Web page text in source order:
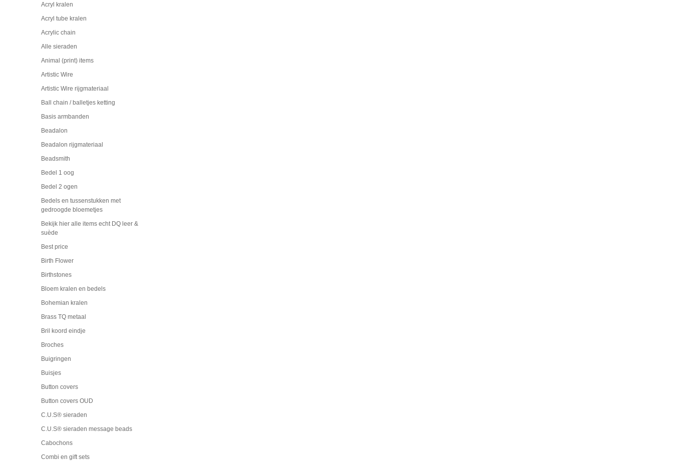
Acryl kralen
Acryl tube kralen
Acrylic chain
Alle sieraden
Animal (print) items
Artistic Wire
Artistic Wire rijgmateriaal
Ball chain / balletjes ketting
Basis armbanden
Beadalon
Beadalon rijgmateriaal
Beadsmith
Bedel 1 oog
Bedel 2 ogen
Bedels en tussenstukken met
gedroogde bloemetjes
Bekijk hier alle items echt DQ leer &
suède
Best price
Birth Flower
Birthstones
Bloem kralen en bedels
Bohemian kralen
Brass TQ metaal
Bril koord eindje
Broches
Buigringen
Buisjes
Button covers
Button covers OUD
C.U.S® sieraden
C.U.S® sieraden message beads
Cabochons
Combi en gift sets